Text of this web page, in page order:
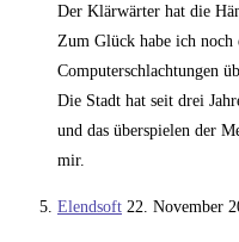
Der Klärwärter hat die
Zum Glück habe ich
Computerschlachtungen
Die Stadt hat seit drei
und das überspielen der
mir.
Elendsoft 22. November